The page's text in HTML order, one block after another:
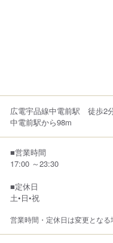
広電宇品線中電前駅 徒歩2
中電前駅から98m
■営業時間
17:00 ～23:30
■定休日
土•日•祝
営業時間・定休日は変更となる